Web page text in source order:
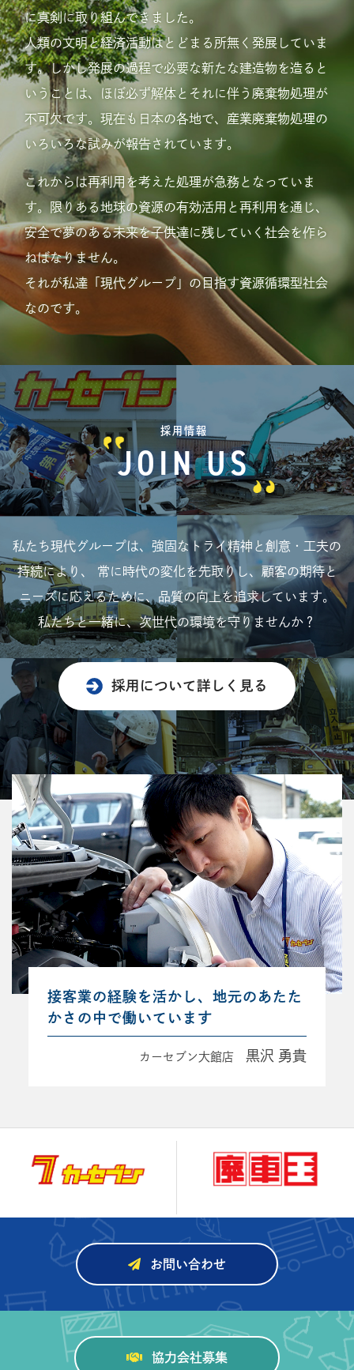
に真剣に取り組んできました。
人類の文明と経済活動はとどまる所無く発展していま
す。しかし発展の過程で必要な新たな建造物を造ると
いうことは、ほぼ必ず解体とそれに伴う廃棄物処理が
不可欠です。現在も日本の各地で、産業廃棄物処理の
いろいろな試みが報告されています。
これからは再利用を考えた処理が急務となっていま
す。限りある地球の資源の有効活用と再利用を通じ、
安全で夢のある未来を子供達に残していく社会を作ら
ねばなりません。
それが私達「現代グループ」の目指す資源循環型社会
なのです。
採用情報
JOIN US
私たち現代グループは、強固なトライ精神と創意・工夫の
持続により、
常に時代の変化を先取りし、顧客の期待と
ニーズに応えるために、品質の向上を追求しています。
私たちと一緒に、次世代の環境を守りませんか？
採用について詳しく見る
接客業の経験を活かし、地元のあたた
かさの中で働いています
カーセブン大館店 黒沢 勇貴
お問い合わせ
協力会社募集